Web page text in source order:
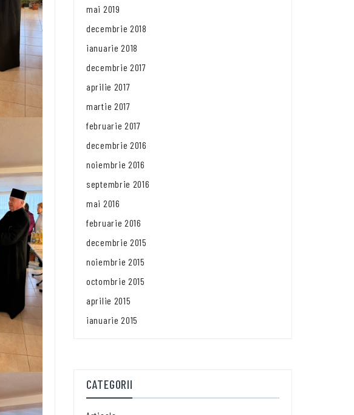
mai 2019
decembrie 2018
ianuarie 2018
decembrie 2017
aprilie 2017
martie 2017
februarie 2017
decembrie 2016
noiembrie 2016
septembrie 2016
mai 2016
februarie 2016
decembrie 2015
noiembrie 2015
octombrie 2015
aprilie 2015
ianuarie 2015
CATEGORII